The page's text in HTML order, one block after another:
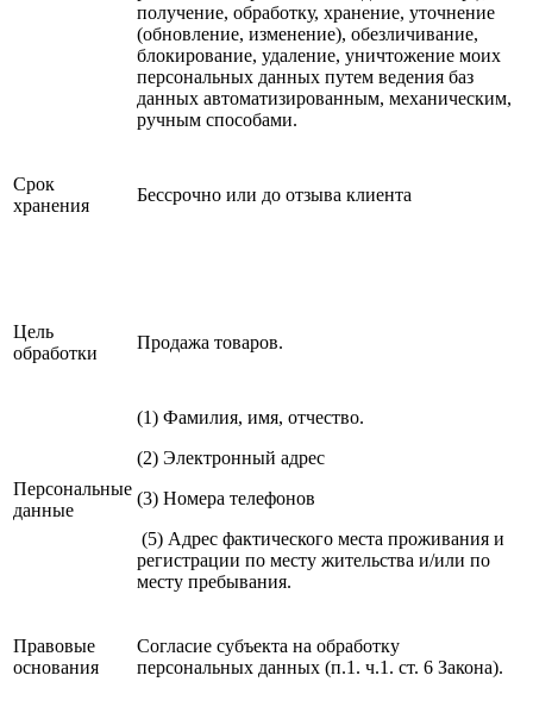
получение, обработку, хранение, уточнение
(обновление, изменение), обезличивание,
блокирование, удаление, уничтожение моих
персональных данных путем ведения баз
данных автоматизированным, механическим,
ручным способами.
Срок
хранения
Бессрочно или до отзыва клиента
Цель
обработки
Продажа товаров.
Персональные
данные
(1) Фамилия, имя, отчество.
(2) Электронный адрес
(3) Номера телефонов
(5) Адрес фактического места проживания и
регистрации по месту жительства и/или по
месту пребывания.
Правовые
основания
Согласие субъекта на обработку
персональных данных (п.1. ч.1. ст. 6 Закона).